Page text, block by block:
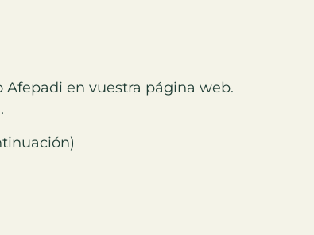
en vuestra página web.